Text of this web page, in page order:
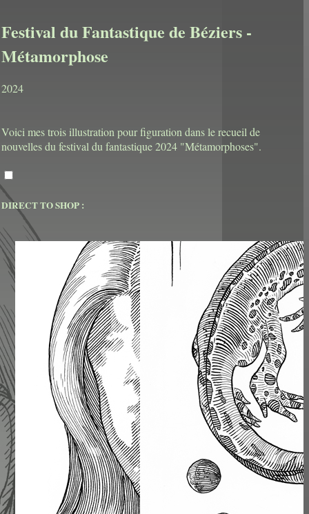
Festival du Fantastique de Béziers -
Métamorphose
2024
Voici mes trois illustration pour figuration dans le recueil de
nouvelles du festival du fantastique 2024 "Métamorphoses".
[English]
Here are my three illustrations for publication in the 2024
fantasy festival short story collection “Metamorphoses.”
DIRECT TO SHOP :